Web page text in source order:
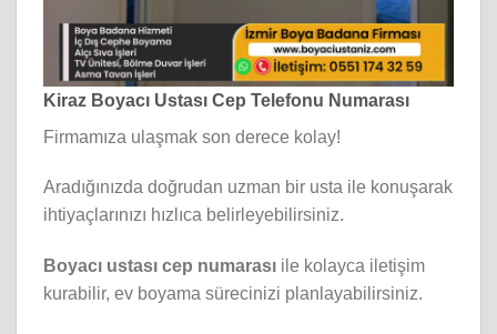
Kiraz Boyacı Ustası Cep Telefonu Numarası
Firmamıza ulaşmak son derece kolay!
Aradığınızda doğrudan uzman bir usta ile konuşarak
ihtiyaçlarınızı hızlıca belirleyebilirsiniz.
Boyacı ustası cep numarası ile kolayca iletişim
kurabilir, ev boyama sürecinizi planlayabilirsiniz.